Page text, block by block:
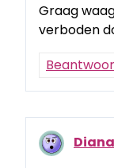
Graag
verboden
Diana